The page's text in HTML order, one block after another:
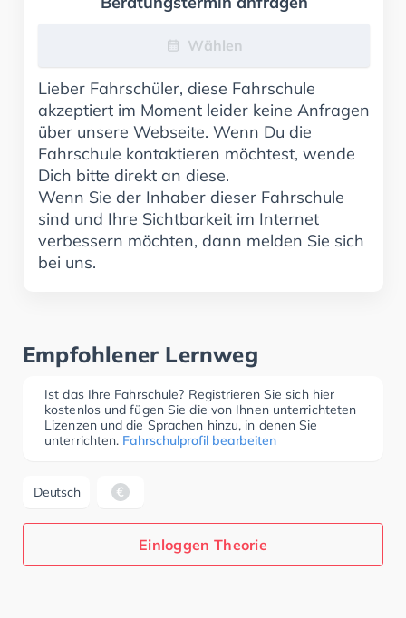
Wählen
Lieber Fahrschüler, diese Fahrschule
akzeptiert im Moment leider keine Anfragen
über unsere Webseite. Wenn Du die
Fahrschule kontaktieren möchtest, wende
Dich bitte direkt an diese.
Wenn Sie der Inhaber dieser Fahrschule
sind und Ihre Sichtbarkeit im Internet
verbessern möchten, dann melden Sie sich
bei uns.
Empfohlener Lernweg
Ist das Ihre Fahrschule? Registrieren Sie sich hier
kostenlos und fügen Sie die von Ihnen unterrichteten
Lizenzen und die Sprachen hinzu, in denen Sie
unterrichten. Fahrschulprofil bearbeiten
Deutsch
Einloggen Theorie